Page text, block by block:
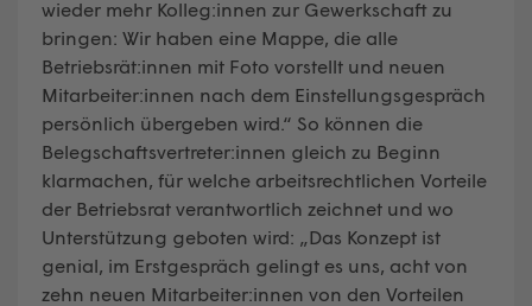
wieder mehr Kolleg:innen zur Gewerkschaft zu
bringen: Wir haben eine Mappe, die alle
Betriebsrät:innen mit Foto vorstellt und neuen
Mitarbeiter:innen nach dem Einstellungsgespräch
persönlich übergeben wird.“ So können die
Belegschaftsvertreter:innen gleich zu Beginn
klarmachen, für welche arbeitsrechtlichen Vorteile
der Betriebsrat verantwortlich zeichnet und wo
Unterstützung geboten wird: „Das Konzept ist
genial, im Erstgespräch gelingt es uns, acht von
zehn neuen Mitarbeiter:innen von den Vorteilen